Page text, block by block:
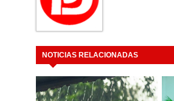
NOTICIAS RELACIONADAS